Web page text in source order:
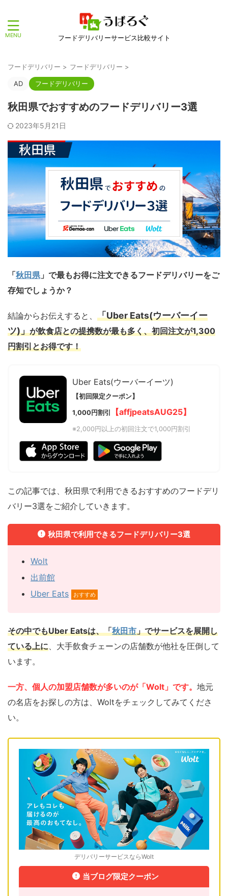
フードデリバリーサービス比較サイト
フードデリバリー > フードデリバリー >
AD フードデリバリー
秋田県でおすすめのフードデリバリー3選
2023年5月21日
「秋田県 」で最もお得に注文できるフードデリバリーをご
存知でしょうか？
結論からお伝えすると、 「Uber Eats(ウーバーイー
ツ)」が飲食店との提携数が最も多く、初回注文が1,300
円割引とお得です！
Uber Eats(ウーバーイーツ)
【初回限定クーポン】
1,000円割引 【affjpeatsAUG25】
※2,000円以上の初回注文で1,000円割引
この記事では、秋田県で利用できるおすすめのフードデリ
バリー3選をご紹介していきます。
秋田県で利用できるフードデリバリー3選
Wolt
出前館
Uber Eats
おすすめ
その中でもUber Eatsは、「秋田市」でサービスを展開し
ている上に 、大手飲食チェーンの店舗数が他社を圧倒して
います。
一方、個人の加盟店舗数が多いのが「Wolt」です。 地元
の名店をお探しの方は、Woltをチェックしてみてくださ
い。
デリバリーサービスならWolt
当ブログ限定クーポン